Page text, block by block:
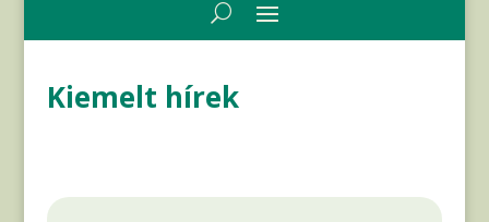
Kiemelt hírek